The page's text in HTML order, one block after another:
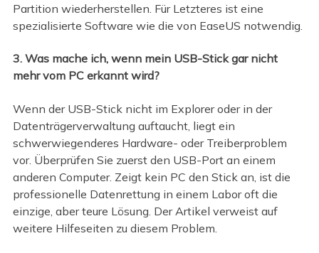
Partition wiederherstellen. Für Letzteres ist eine
spezialisierte Software wie die von EaseUS notwendig.
3. Was mache ich, wenn mein USB-Stick gar nicht
mehr vom PC erkannt wird?
Wenn der USB-Stick nicht im Explorer oder in der
Datenträgerverwaltung auftaucht, liegt ein
schwerwiegenderes Hardware- oder Treiberproblem
vor. Überprüfen Sie zuerst den USB-Port an einem
anderen Computer. Zeigt kein PC den Stick an, ist die
professionelle Datenrettung in einem Labor oft die
einzige, aber teure Lösung. Der Artikel verweist auf
weitere Hilfeseiten zu diesem Problem.